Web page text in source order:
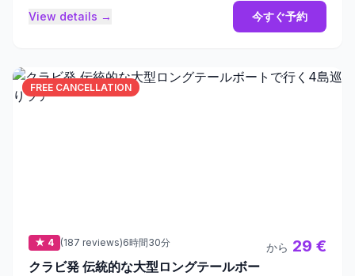
View details → 今すぐ予約
FREE CANCELLATION
★ 4 (187 reviews)6時間30分
クラビ発 伝統的な大型ロングテールボー
から 29 €